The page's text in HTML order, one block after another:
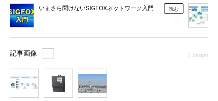
いまさら聞けないSIGFOXネットワーク入門 読む
記事画像 ＋ 3 Images